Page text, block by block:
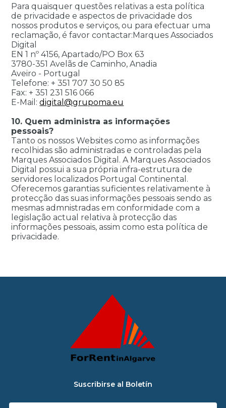
Para quaisquer questões relativas a esta política
de privacidade e aspectos de privacidade dos
nossos produtos e serviços, ou para efectuar uma
reclamação, é favor contactar:Marques Associados
Digital
EN 1 nº 4156, Apartado/PO Box 63
3780-351 Avelãs de Caminho, Anadia
Aveiro - Portugal
Telefone: + 351 707 30 50 85
Fax: + 351 231 516 066
E-Mail:digital@grupoma.eu
10. Quem administra as informações
pessoais?
Tanto os nossos Websites como as informações
recolhidas são administradas e controladas pela
Marques Associados Digital. A Marques Associados
Digital possui a sua própria infra-estrutura de
servidores localizados Portugal Continental.
Oferecemos garantias suficientes relativamente à
protecção das suas informações pessoais sendo as
mesmas admnistradas em conformidade com a
legislação actual relativa à protecção das
informações pessoais, assim como esta política de
privacidade.
Suscribirse al Boletín